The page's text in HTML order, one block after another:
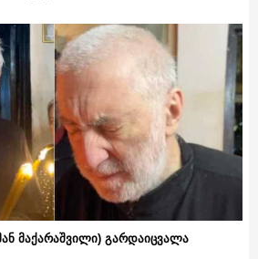
მაქარაშვილი) გარდაიცვალა